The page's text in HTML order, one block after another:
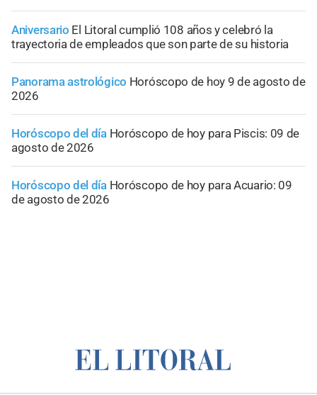
Aniversario El Litoral cumplió 108 años y celebró la
trayectoria de empleados que son parte de su historia
Panorama astrológico Horóscopo de hoy 9 de agosto de
2026
Horóscopo del día Horóscopo de hoy para Piscis: 09 de
agosto de 2026
Horóscopo del día Horóscopo de hoy para Acuario: 09
de agosto de 2026